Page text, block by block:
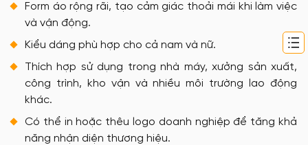
Form áo rộng rãi, tạo cảm giác thoải mái khi làm việc
và vận động.
Kiểu dáng phù hợp cho cả nam và nữ.
Thích hợp sử dụng trong nhà máy, xưởng sản xuất,
công trình, kho vận và nhiều môi trường lao động
khác.
Có thể in hoặc thêu logo doanh nghiệp để tăng khả
năng nhận diện thương hiệu.